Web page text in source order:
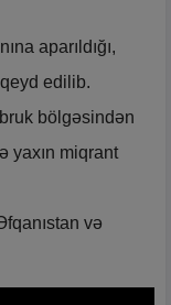
aparıldığı,
edilib.
bölgəsindən
yaxın miqrant
və